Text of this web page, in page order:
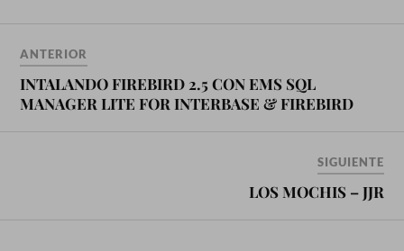
http://goo.gl/IWRIib
(function(d,…
ANTERIOR
INTALANDO FIREBIRD 2.5 CON EMS SQL
MANAGER LITE FOR INTERBASE & FIREBIRD
SIGUIENTE
LOS MOCHIS – JJR